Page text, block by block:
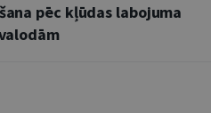
pēc kļūdas labojuma